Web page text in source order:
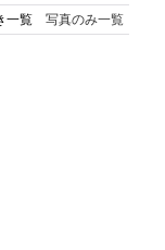
一覧 写真のみ一覧